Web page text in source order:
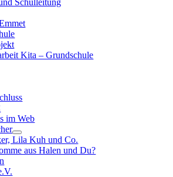
Schulleitung
Kita – Grundschule
im Web
Lila Kuh und Co.
aus Halen und Du?